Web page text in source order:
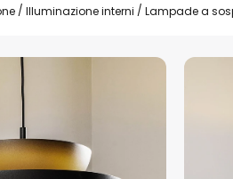
Illuminazione interni Lampade a